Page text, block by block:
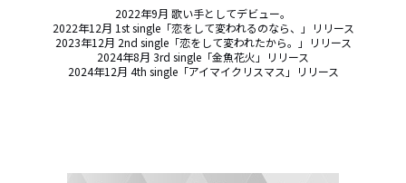
2022年9月 歌い手としてデビュー。
2022年12月 1st single「恋をして変われるのなら、」リリース
2023年12月 2nd single「恋をして変われたから。」リリース
2024年8月 3rd single「金魚花火」リリース
2024年12月 4th single「アイマイクリスマス」リリース